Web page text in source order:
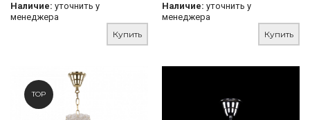
Наличие: уточнить у
менеджера
Купить
Наличие: уточнить у
менеджера
Купить
TOP